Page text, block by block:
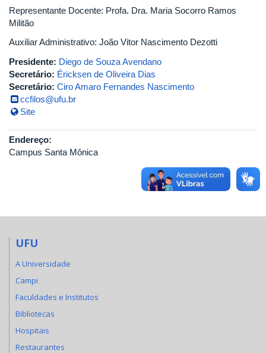
Representante Docente: Profa. Dra. Maria Socorro Ramos
Militão
Auxiliar Administrativo: João Vitor Nascimento Dezotti
Presidente: Diego de Souza Avendano
Secretário: Éricksen de Oliveira Dias
Secretário: Ciro Amaro Fernandes Nascimento
ccfilos@ufu.br
Site
Endereço:
Campus Santa Mônica
UFU
A Universidade
Campi
Faculdades e Institutos
Bibliotecas
Hospitais
Restaurantes